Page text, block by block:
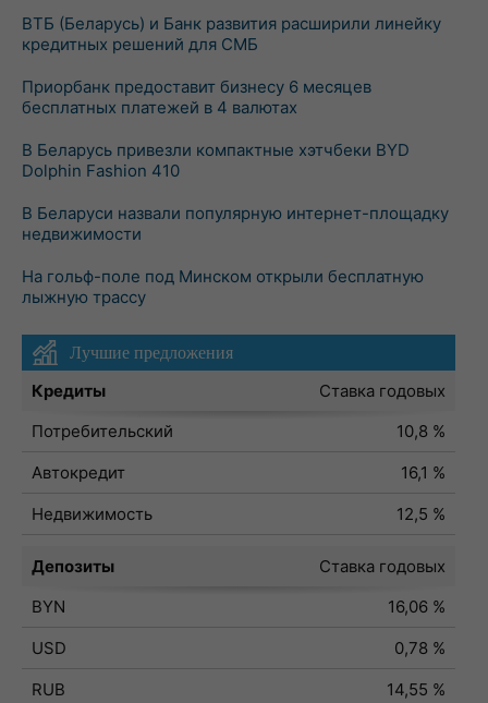
ВТБ (Беларусь) и Банк развития расширили линейку
кредитных решений для СМБ
Приорбанк предоставит бизнесу 6 месяцев
бесплатных платежей в 4 валютах
В Беларусь привезли компактные хэтчбеки BYD
Dolphin Fashion 410
В Беларуси назвали популярную интернет-площадку
недвижимости
На гольф-поле под Минском открыли бесплатную
лыжную трассу
Лучшие предложения
Кредиты
Ставка годовых
Потребительский
10,8 %
Автокредит
16,1 %
Недвижимость
12,5 %
Депозиты
Ставка годовых
BYN
16,06 %
USD
0,78 %
RUB
14,55 %